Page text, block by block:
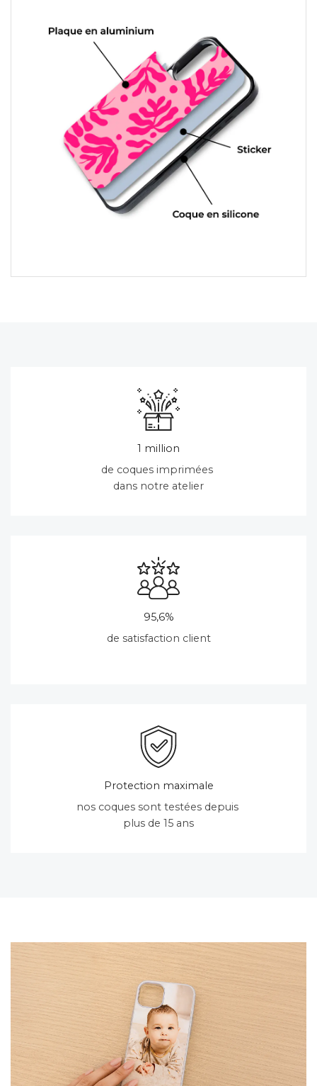
1 million
de coques imprimées
dans notre atelier
95,6%
de satisfaction client
Protection maximale
nos coques sont testées depuis
plus de 15 ans